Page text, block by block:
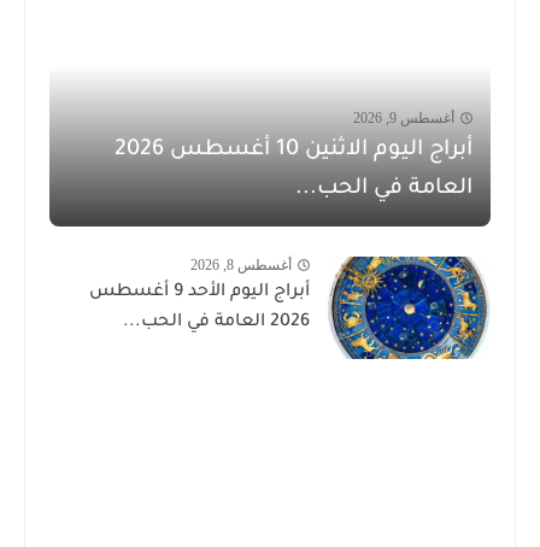
أغسطس 9, 2026
أبراج اليوم الاثنين 10 أغسطس 2026
العامة في الحب...
أغسطس 8, 2026
أبراج اليوم الأحد 9 أغسطس
2026 العامة في الحب...